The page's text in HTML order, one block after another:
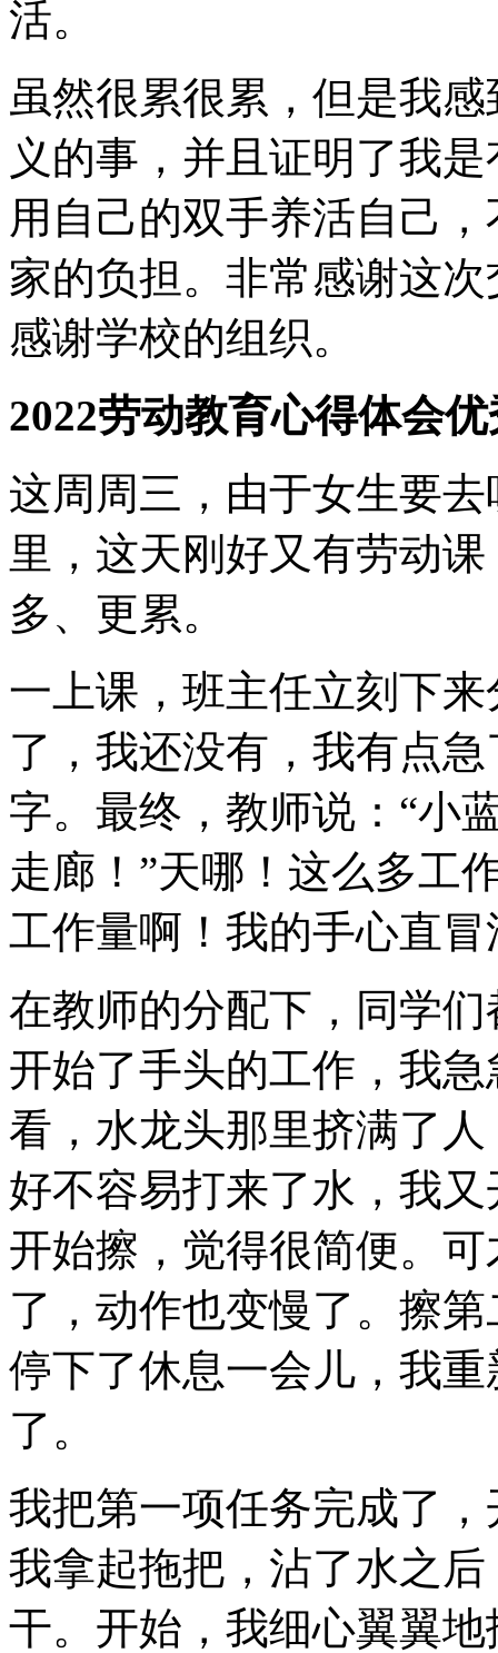
活。
虽然很累很累，但是我
义的事，并且证明了我
用自己的双手养活自己
家的负担。非常感谢这
感谢学校的组织。
2022劳动教育心得体会
这周周三，由于女生要
里，这天刚好又有劳动
多、更累。
一上课，班主任立刻下
了，我还没有，我有点
字。最终，教师说：“小
走廊！”天哪！这么多工
工作量啊！我的手心直冒
在教师的分配下，同学
开始了手头的工作，我
看，水龙头那里挤满了
好不容易打来了水，我
开始擦，觉得很简便。
了，动作也变慢了。擦
停下了休息一会儿，我
了。
我把第一项任务完成了
我拿起拖把，沾了水之
干。开始，我细心翼翼